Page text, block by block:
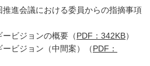
進会議における委員からの指摘事項
ビジョンの概要（PDF：342KB）
ビジョン（中間案）（PDF：